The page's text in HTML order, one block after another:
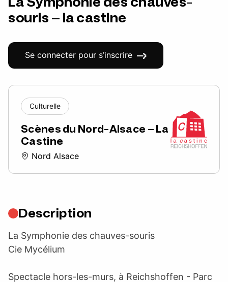
souris – la castine
Se connecter pour s’inscrire
Culturelle
Scènes du Nord-Alsace – La
Castine
Nord Alsace
Description
La Symphonie des chauves-souris
Cie Mycélium
Spectacle hors-les-murs, à Reichshoffen - Parc